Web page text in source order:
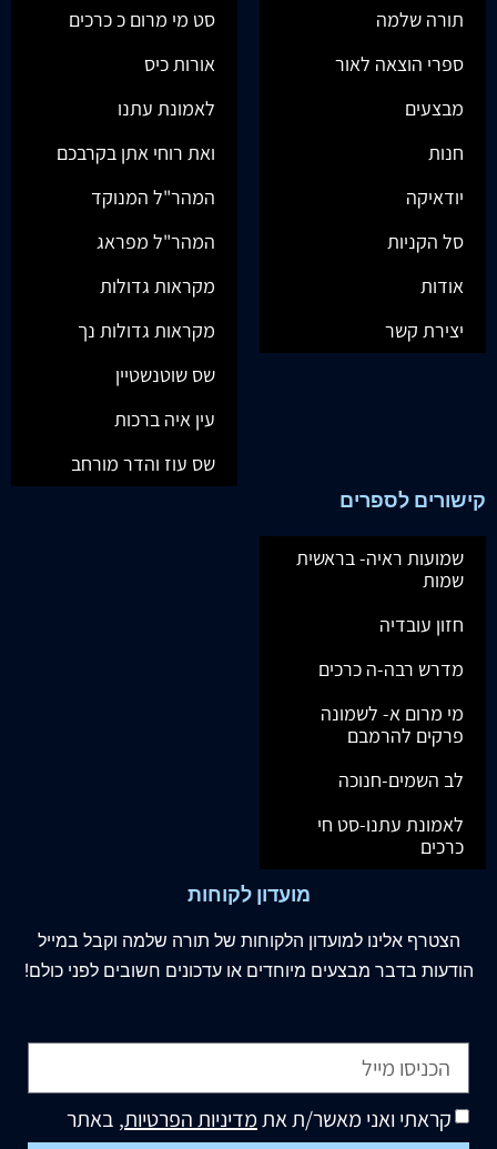
תורה שלמה
ספרי הוצאה לאור
מבצעים
חנות
יודאיקה
סל הקניות
אודות
יצירת קשר
סט מי מרום כ כרכים
אורות כיס
לאמונת עתנו
ואת רוחי אתן בקרבכם
המהר"ל המנוקד
המהר"ל מפראג
מקראות גדולות
מקראות גדולות נך
שס שוטנשטיין
עין איה ברכות
שס עוז והדר מורחב
קישורים לספרים
שמועות ראיה- בראשית
שמות
חזון עובדיה
מדרש רבה-ה כרכים
מי מרום א- לשמונה
פרקים להרמבם
לב השמים-חנוכה
לאמונת עתנו-סט חי
כרכים
מועדון לקוחות
הצטרף אלינו למועדון הלקוחות של תורה שלמה וקבל במייל
הודעות בדבר מבצעים מיוחדים או עדכונים חשובים לפני כולם!
קראתי ואני מאשר/ת אתמדיניות הפרטיות, באתר